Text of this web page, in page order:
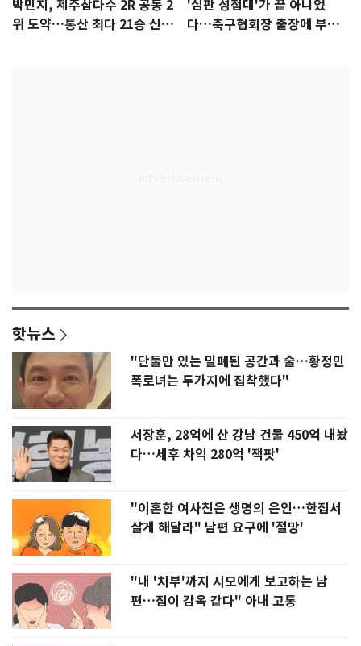
박민지, 제주삼다수 2R 공동 2
위 도약…통산 최다 21승 신기
'심판 성접대'가 끝 아니었
다…축구협회장 출장에 부인
핫뉴스
"단둘만 있는 밀폐된 공간과 술…황정민
폭로녀는 두가지에 집착했다"
서장훈, 28억에 산 강남 건물 450억 내놨
다…세후 차익 280억 '잭팟'
"이혼한 여사친은 생명의 은인…한집서
살게 해달라" 남편 요구에 '절망'
"내 '치부'까지 시모에게 보고하는 남
편…집이 감옥 같다" 아내 고통